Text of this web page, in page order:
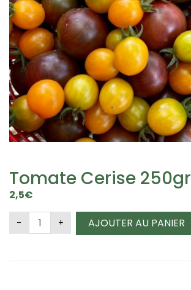
Tomate Cerise 250gr
2,5€
AJOUTER AU PANIER